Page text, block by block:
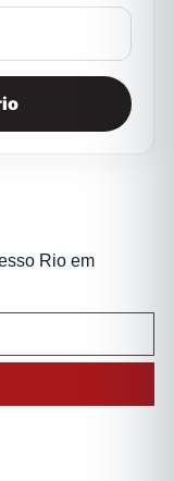
Rio em